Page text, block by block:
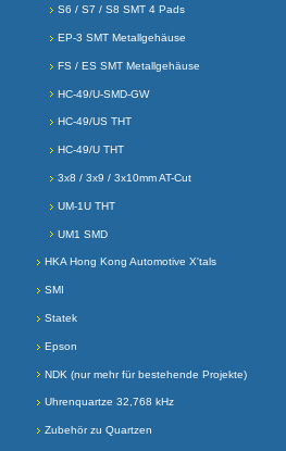
S6 / S7 / S8 SMT 4 Pads
EP-3 SMT Metallgehäuse
FS / ES SMT Metallgehäuse
HC-49/U-SMD-GW
HC-49/US THT
HC-49/U THT
3x8 / 3x9 / 3x10mm AT-Cut
UM-1U THT
UM1 SMD
HKA Hong Kong Automotive X'tals
SMI
Statek
Epson
NDK (nur mehr für bestehende Projekte)
Uhrenquartze 32,768 kHz
Zubehör zu Quartzen